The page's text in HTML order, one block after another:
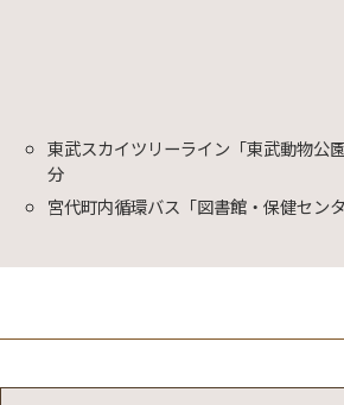
東武スカイツリーライン「東武動物公
分
宮代町内循環バス「図書館・保健セン